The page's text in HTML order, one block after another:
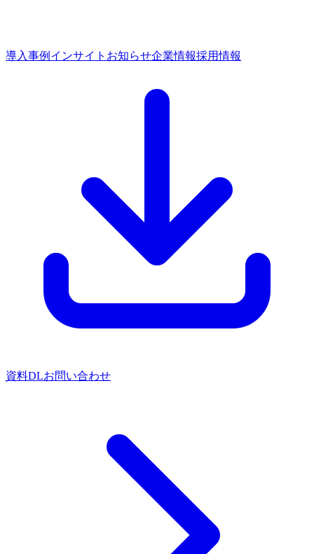
導入事例 インサイト お知らせ企業情報採用情報
資料DLお問い合わせ